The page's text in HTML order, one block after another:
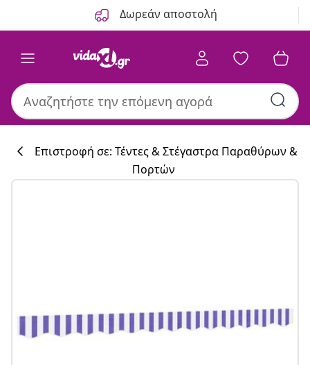
Δωρεάν αποστολή
Επιστροφή σε: Τέντες & Στέγαστρα Παραθύρων &
Πορτών